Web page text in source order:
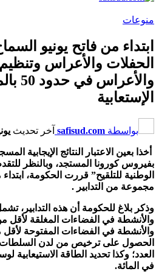
منوعات
ابتداء من فاتح يونيو
الحفلات والأعراس
الإستعابية
بواسطة safisud.com آخر تحديث يونيو
أخذا بعين الاعتبار النتائج الإيجابية
بفيروس كورونا المستجد، وبالنظر
الوطنية للتلقيح” قررت الحكومة، ابتداء
مجموعة من التدابير .
وذكر بلاغ للحكومة أن هذه التدابير،
الحصول على ترخيص من لدن السلطات
في المائة.